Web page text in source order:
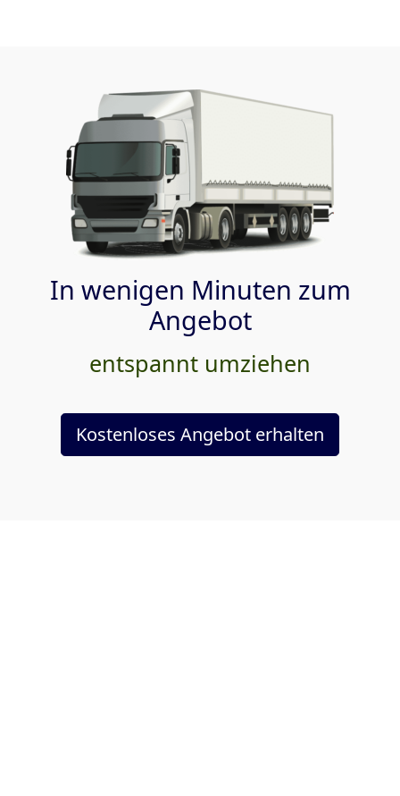
In wenigen Minuten zum
Angebot
entspannt umziehen
Kostenloses Angebot erhalten